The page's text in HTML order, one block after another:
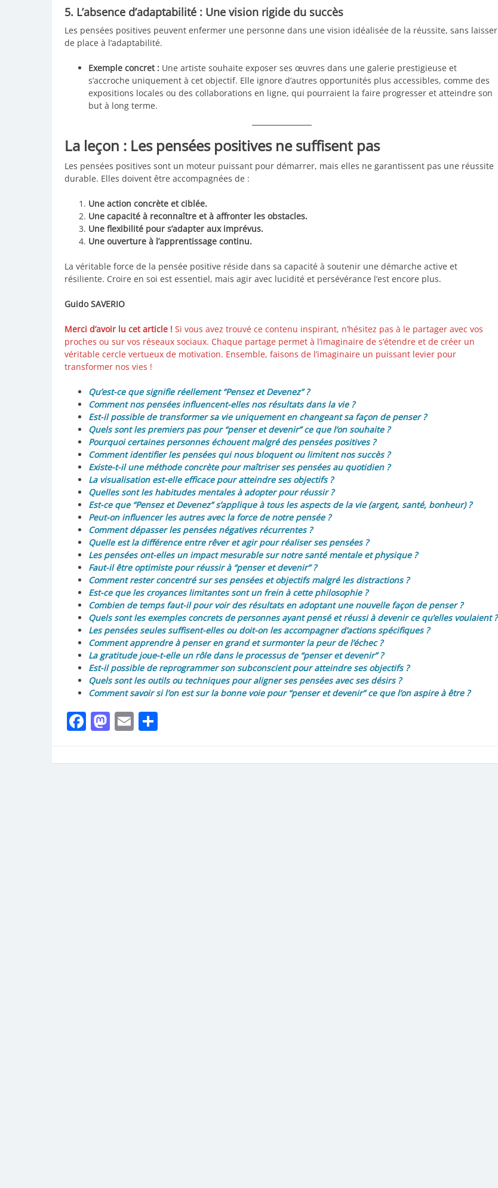
5. L’absence d’adaptabilité : Une vision rigide du succès
Les pensées positives peuvent enfermer une personne dans une vision idéalisée de la réussite, sans laisser
de place à l’adaptabilité.
Exemple concret : Une artiste souhaite exposer ses œuvres dans une galerie prestigieuse et
s’accroche uniquement à cet objectif. Elle ignore d’autres opportunités plus accessibles, comme des
expositions locales ou des collaborations en ligne, qui pourraient la faire progresser et atteindre son
but à long terme.
La leçon : Les pensées positives ne suffisent pas
Les pensées positives sont un moteur puissant pour démarrer, mais elles ne garantissent pas une réussite
durable. Elles doivent être accompagnées de :
Une action concrète et ciblée.
Une capacité à reconnaître et à affronter les obstacles.
Une flexibilité pour s’adapter aux imprévus.
Une ouverture à l’apprentissage continu.
La véritable force de la pensée positive réside dans sa capacité à soutenir une démarche active et
résiliente. Croire en soi est essentiel, mais agir avec lucidité et persévérance l’est encore plus.
Guido SAVERIO
Merci d’avoir lu cet article ! Si vous avez trouvé ce contenu inspirant, n’hésitez pas à le partager avec vos
proches ou sur vos réseaux sociaux. Chaque partage permet à l’imaginaire de s’étendre et de créer un
véritable cercle vertueux de motivation. Ensemble, faisons de l’imaginaire un puissant levier pour
transformer nos vies !
Qu’est-ce que signifie réellement “Pensez et Devenez” ?
Comment nos pensées influencent-elles nos résultats dans la vie ?
Est-il possible de transformer sa vie uniquement en changeant sa façon de penser ?
Quels sont les premiers pas pour “penser et devenir” ce que l’on souhaite ?
Pourquoi certaines personnes échouent malgré des pensées positives ?
Comment identifier les pensées qui nous bloquent ou limitent nos succès ?
Existe-t-il une méthode concrète pour maîtriser ses pensées au quotidien ?
La visualisation est-elle efficace pour atteindre ses objectifs ?
Quelles sont les habitudes mentales à adopter pour réussir ?
Est-ce que “Pensez et Devenez” s’applique à tous les aspects de la vie (argent, santé, bonheur) ?
Peut-on influencer les autres avec la force de notre pensée ?
Comment dépasser les pensées négatives récurrentes ?
Quelle est la différence entre rêver et agir pour réaliser ses pensées ?
Les pensées ont-elles un impact mesurable sur notre santé mentale et physique ?
Faut-il être optimiste pour réussir à “penser et devenir” ?
Comment rester concentré sur ses pensées et objectifs malgré les distractions ?
Est-ce que les croyances limitantes sont un frein à cette philosophie ?
Combien de temps faut-il pour voir des résultats en adoptant une nouvelle façon de penser ?
Quels sont les exemples concrets de personnes ayant pensé et réussi à devenir ce qu’elles voulaient ?
Les pensées seules suffisent-elles ou doit-on les accompagner d’actions spécifiques ?
Comment apprendre à penser en grand et surmonter la peur de l’échec ?
La gratitude joue-t-elle un rôle dans le processus de “penser et devenir” ?
Est-il possible de reprogrammer son subconscient pour atteindre ses objectifs ?
Quels sont les outils ou techniques pour aligner ses pensées avec ses désirs ?
Comment savoir si l’on est sur la bonne voie pour “penser et devenir” ce que l’on aspire à être ?
Facebook
Mastodon
Email